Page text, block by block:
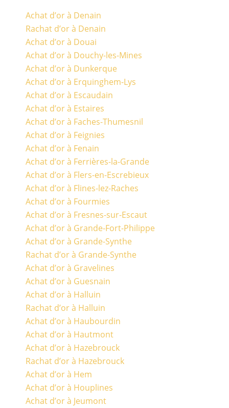
Achat d’or à Denain
Rachat d’or à Denain
Achat d’or à Douai
Achat d’or à Douchy-les-Mines
Achat d’or à Dunkerque
Achat d’or à Erquinghem-Lys
Achat d’or à Escaudain
Achat d’or à Estaires
Achat d’or à Faches-Thumesnil
Achat d’or à Feignies
Achat d’or à Fenain
Achat d’or à Ferrières-la-Grande
Achat d’or à Flers-en-Escrebieux
Achat d’or à Flines-lez-Raches
Achat d’or à Fourmies
Achat d’or à Fresnes-sur-Escaut
Achat d’or à Grande-Fort-Philippe
Achat d’or à Grande-Synthe
Rachat d’or à Grande-Synthe
Achat d’or à Gravelines
Achat d’or à Guesnain
Achat d’or à Halluin
Rachat d’or à Halluin
Achat d’or à Haubourdin
Achat d’or à Hautmont
Achat d’or à Hazebrouck
Rachat d’or à Hazebrouck
Achat d’or à Hem
Achat d’or à Houplines
Achat d’or à Jeumont